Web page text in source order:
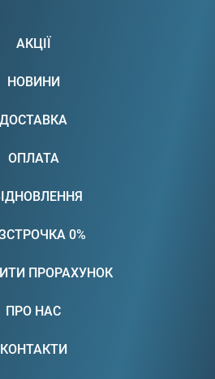
АКЦІЇ
НОВИНИ
ДОСТАВКА
ОПЛАТА
0%
ПРОРАХУНОК
ПРО НАС
КОНТАКТИ